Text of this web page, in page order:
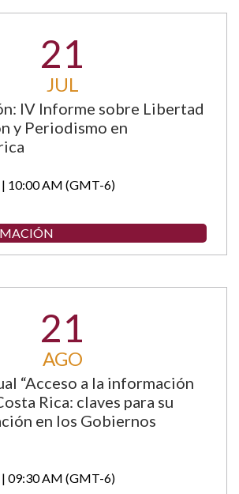
21
JUL
IV Informe sobre Libertad
y Periodismo en
10:00 AM (GMT-6)
21
AGO
“Acceso a la información
Rica: claves para su
en los Gobiernos
09:30 AM (GMT-6)